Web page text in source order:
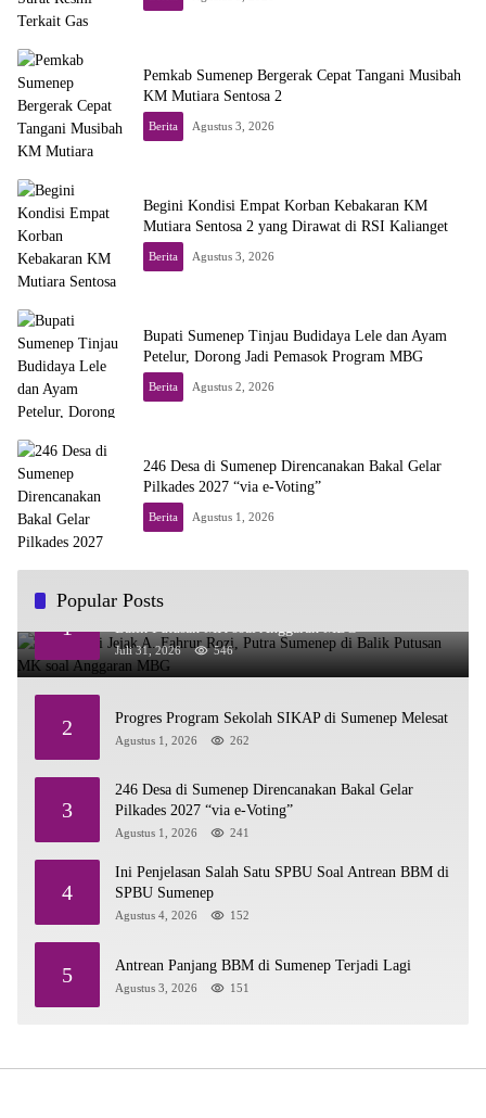
Pemkab Sumenep Bergerak Cepat Tangani Musibah
KM Mutiara Sentosa 2
Berita Agustus 3, 2026
Begini Kondisi Empat Korban Kebakaran KM
Mutiara Sentosa 2 yang Dirawat di RSI Kalianget
Berita Agustus 3, 2026
Bupati Sumenep Tinjau Budidaya Lele dan Ayam
Petelur, Dorong Jadi Pemasok Program MBG
Berita Agustus 2, 2026
246 Desa di Sumenep Direncanakan Bakal Gelar
Pilkades 2027 “via e-Voting”
Berita Agustus 1, 2026
Popular Posts
1
Menelusuri Jejak A. Fahrur Rozi, Putra Sumenep di
Balik Putusan MK soal Anggaran MBG
Juli 31, 2026 546
2 Progres Program Sekolah SIKAP di Sumenep Melesat
Agustus 1, 2026 262
3
246 Desa di Sumenep Direncanakan Bakal Gelar
Pilkades 2027 “via e-Voting”
Agustus 1, 2026 241
4
Ini Penjelasan Salah Satu SPBU Soal Antrean BBM di
SPBU Sumenep
Agustus 4, 2026 152
5 Antrean Panjang BBM di Sumenep Terjadi Lagi
Agustus 3, 2026 151